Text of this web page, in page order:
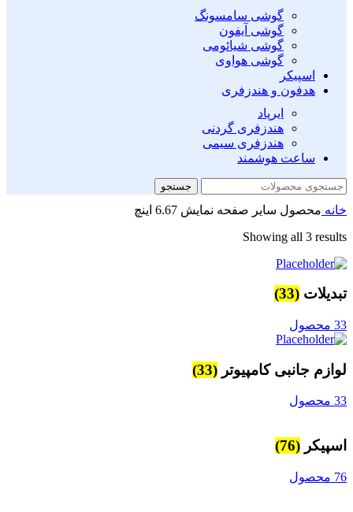
گوشی سامسونگ
گوشی آیفون
گوشی شیائومی
گوشی هواوی
اسپیکر
هدفون و هندزفری
ایرپاد
هندزفری گردنی
هندزفری سیمی
ساعت هوشمند
جستجو
خانه محصول سایر صفحه نمایش 6.67 اینچ
Showing all 3 results
تبدیلات (33)
33 محصول
لوازم جانبی کامپیوتر (33)
33 محصول
اسپیکر (76)
76 محصول